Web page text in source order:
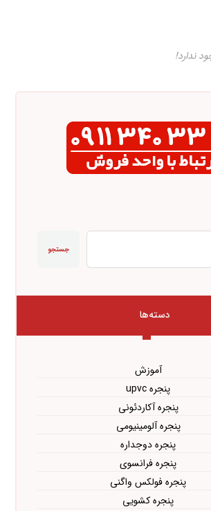
ندارد!
جستجو
دسته‌ها
آموزش
پنجره upvc
پنجره آکاردئونی
پنجره آلومینیومی
پنجره دوجداره
پنجره فرانسوی
پنجره فولکس واگنی
پنجره کشویی